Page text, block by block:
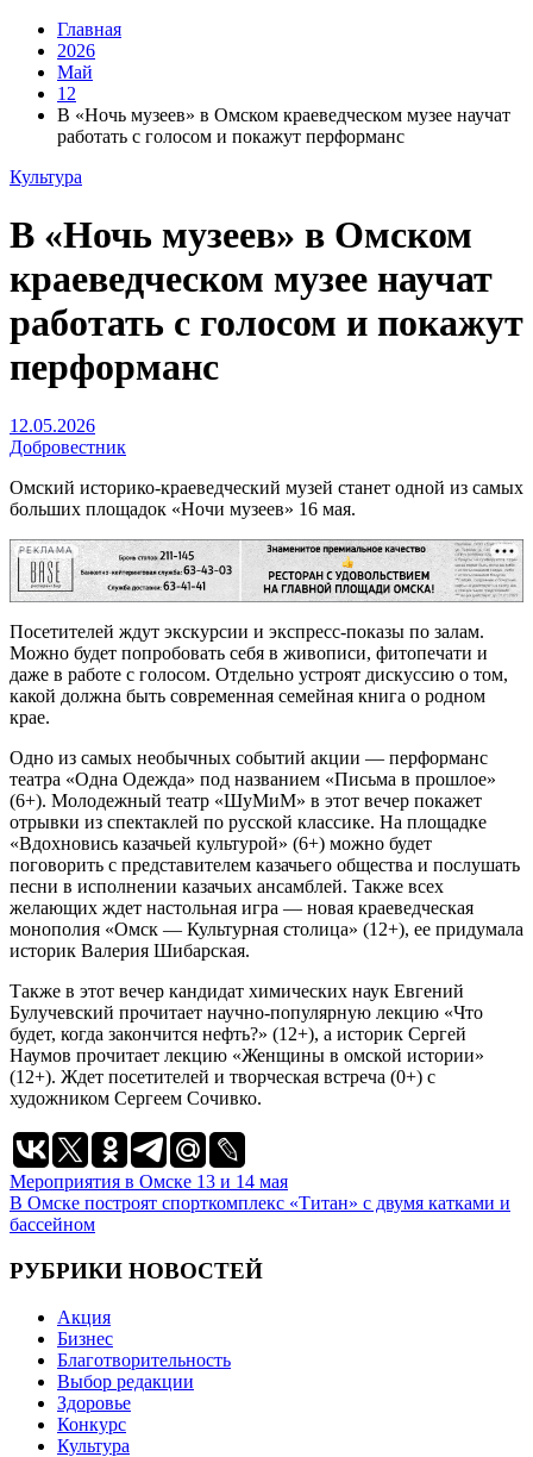
Главная
2026
Май
12
В «Ночь музеев» в Омском краеведческом музее научат
работать с голосом и покажут перформанс
Культура
В «Ночь музеев» в Омском
краеведческом музее научат
работать с голосом и покажут
перформанс
12.05.2026
Добровестник
Омский историко-краеведческий музей станет одной из самых
больших площадок «Ночи музеев» 16 мая.
РЕКЛАМА
Посетителей ждут экскурсии и экспресс-показы по залам.
Можно будет попробовать себя в живописи, фитопечати и
даже в работе с голосом. Отдельно устроят дискуссию о том,
какой должна быть современная семейная книга о родном
крае.
Одно из самых необычных событий акции — перформанс
театра «Одна Одежда» под названием «Письма в прошлое»
(6+). Молодежный театр «ШуМиМ» в этот вечер покажет
отрывки из спектаклей по русской классике. На площадке
«Вдохновись казачьей культурой» (6+) можно будет
поговорить с представителем казачьего общества и послушать
песни в исполнении казачьих ансамблей. Также всех
желающих ждет настольная игра — новая краеведческая
монополия «Омск — Культурная столица» (12+), ее придумала
историк Валерия Шибарская.
Также в этот вечер кандидат химических наук Евгений
Булучевский прочитает научно-популярную лекцию «Что
будет, когда закончится нефть?» (12+), а историк Сергей
Наумов прочитает лекцию «Женщины в омской истории»
(12+). Ждет посетителей и творческая встреча (0+) с
художником Сергеем Сочивко.
Навигация
по
Мероприятия в Омске 13 и 14 мая
В Омске построят спорткомплекс «Титан» с двумя катками и
бассейном
РУБРИКИ НОВОСТЕЙ
Акция
Бизнес
Благотворительность
Выбор редакции
Здоровье
Конкурс
Культура